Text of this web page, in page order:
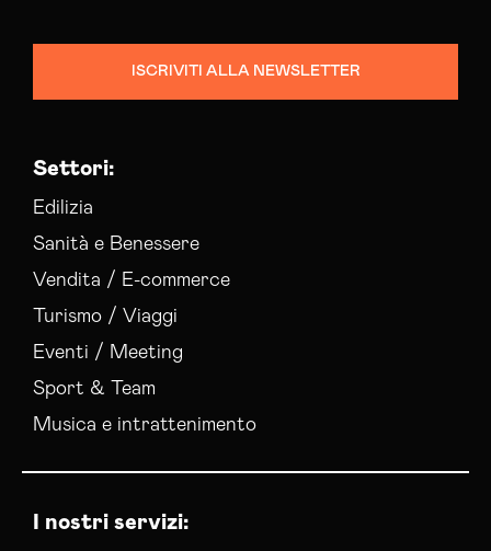
ISCRIVITI ALLA NEWSLETTER
Settori:
Edilizia
Sanità e Benessere
Vendita / E-commerce
Turismo / Viaggi
Eventi / Meeting
Sport & Team
Musica e intrattenimento
I nostri servizi: